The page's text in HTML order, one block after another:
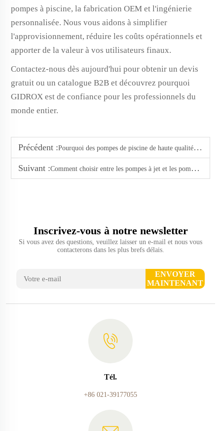
pompes à piscine, la fabrication OEM et l'ingénierie
personnalisée. Nous vous aidons à simplifier
l'approvisionnement, réduire les coûts opérationnels et
apporter de la valeur à vos utilisateurs finaux.
Contactez-nous dès aujourd'hui pour obtenir un devis
gratuit ou un catalogue B2B et découvrez pourquoi
GIDROX est de confiance pour les professionnels du
monde entier.
Précédent :Pourquoi des pompes de piscine de haute qualité sont essentielles pour les hôtels et villas de luxe
Suivant :Comment choisir entre les pompes à jet et les pompes centrifuges pour votre système d'arrosage de jardin
Inscrivez-vous à notre newsletter
Si vous avez des questions, veuillez laisser un e-mail et nous vous
contacterons dans les plus brefs délais.
ENVOYER
MAINTENANT
Tél.
+86 021-39177055